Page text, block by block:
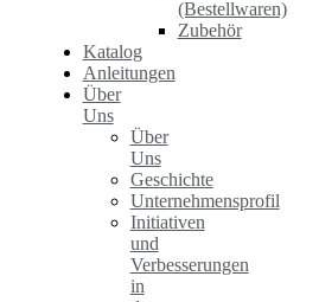
(Bestellwaren)
Zubehör
Katalog
Anleitungen
Über
Uns
Über
Uns
Geschichte
Unternehmensprofil
Initiativen
und
Verbesserungen
in